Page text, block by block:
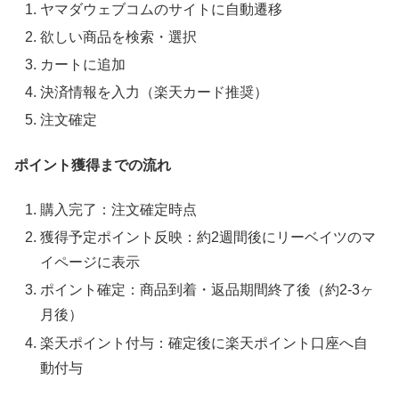
ヤマダウェブコムのサイトに自動遷移
欲しい商品を検索・選択
カートに追加
決済情報を入力（楽天カード推奨）
注文確定
ポイント獲得までの流れ
購入完了：注文確定時点
獲得予定ポイント反映：約2週間後にリーベイツのマ
イページに表示
ポイント確定：商品到着・返品期間終了後（約2-3ヶ
月後）
楽天ポイント付与：確定後に楽天ポイント口座へ自
動付与